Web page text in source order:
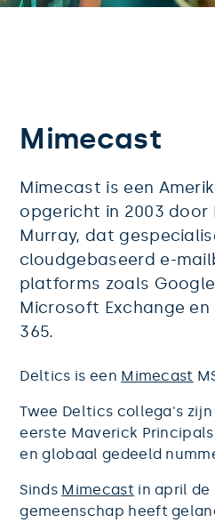
Mimecast
Mimecast is een
opgericht in 2003 door
Murray, dat
cloudgebaseerd e-
platforms zoals
Microsoft Exchange
365.
Deltics is een Mimecast
Twee Deltics collega's
eerste Maverick
en globaal gedeeld
Sinds Mimecast in april de
gemeenschap heeft